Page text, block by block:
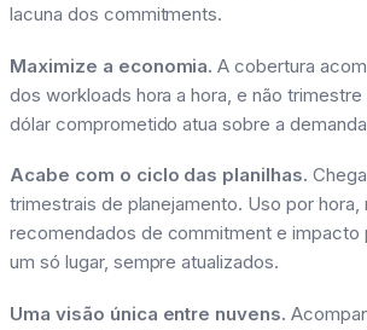
lacuna dos commitments.
Maximize a economia. A cobertura
dos workloads hora a hora, e não
dólar comprometido atua sobre a
Acabe com o ciclo das planilhas.
trimestrais de planejamento. Uso por hora,
recomendados de commitment e impacto
um só lugar, sempre atualizados.
Uma visão única entre nuvens.